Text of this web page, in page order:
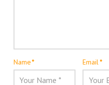
Name* Email*